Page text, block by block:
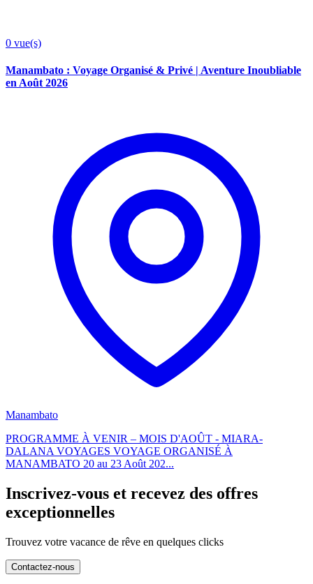
0 vue(s)
Manambato : Voyage Organisé & Privé | Aventure Inoubliable
en Août 2026
Manambato
PROGRAMME À VENIR – MOIS D'AOÛT - MIARA-
DALANA VOYAGES VOYAGE ORGANISÉ À
MANAMBATO 20 au 23 Août 202...
Inscrivez-vous et recevez des offres
exceptionnelles
Trouvez votre vacance de rêve en quelques clicks
Contactez-nous